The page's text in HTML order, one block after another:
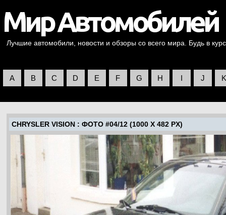
Лучшие автомобили, новости и обзоры со всего мира. Будь в
A B C D E F G H I J K
CHRYSLER VISION : ФОТО #04/12 (1000 X 482 PX)